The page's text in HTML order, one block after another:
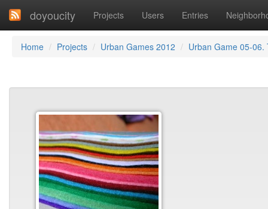
doyoucity Projects Users Entries
Home Projects Urban Games 2012 Urban Game 05-06.